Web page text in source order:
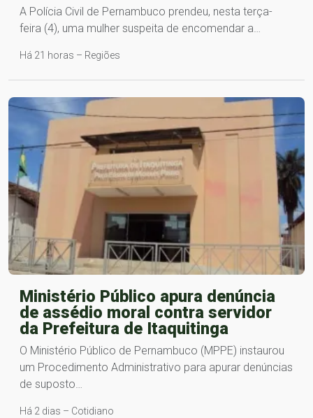
A Polícia Civil de Pernambuco prendeu, nesta terça-
feira (4), uma mulher suspeita de encomendar a…
Há 21 horas – Regiões
Ministério Público apura denúncia
de assédio moral contra servidor
da Prefeitura de Itaquitinga
O Ministério Público de Pernambuco (MPPE) instaurou
um Procedimento Administrativo para apurar denúncias
de suposto…
Há 2 dias – Cotidiano